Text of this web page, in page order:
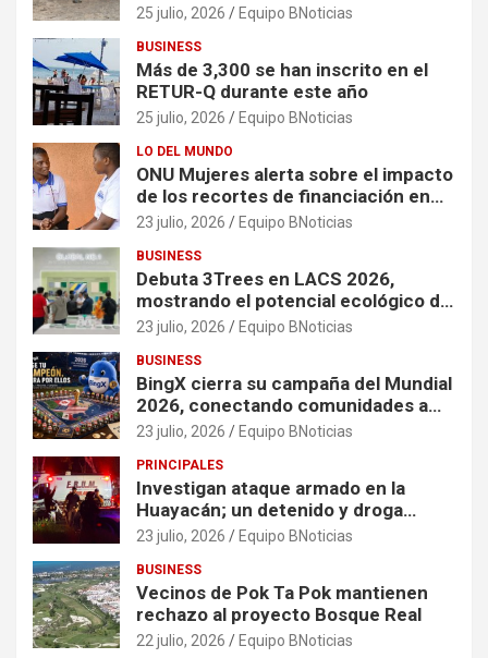
25 julio, 2026 Equipo BNoticias
BUSINESS
Más de 3,300 se han inscrito en el
RETUR-Q durante este año
25 julio, 2026 Equipo BNoticias
LO DEL MUNDO
ONU Mujeres alerta sobre el impacto
de los recortes de financiación en
organizaciones que apoyan a
crisis
23 julio, 2026 Equipo BNoticias
BUSINESS
Debuta 3Trees en LACS 2026,
mostrando el potencial ecológico de
China en América
23 julio, 2026 Equipo BNoticias
BUSINESS
BingX cierra su campaña del Mundial
2026, conectando comunidades a
través de experiencias exclusivas
23 julio, 2026 Equipo BNoticias
PRINCIPALES
Investigan ataque armado en la
Huayacán; un detenido y droga
asegurada tras persecución
23 julio, 2026 Equipo BNoticias
BUSINESS
Vecinos de Pok Ta Pok mantienen
rechazo al proyecto Bosque Real
22 julio, 2026 Equipo BNoticias